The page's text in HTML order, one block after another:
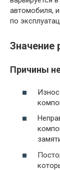
автомобиля,
по
Значение
Причины